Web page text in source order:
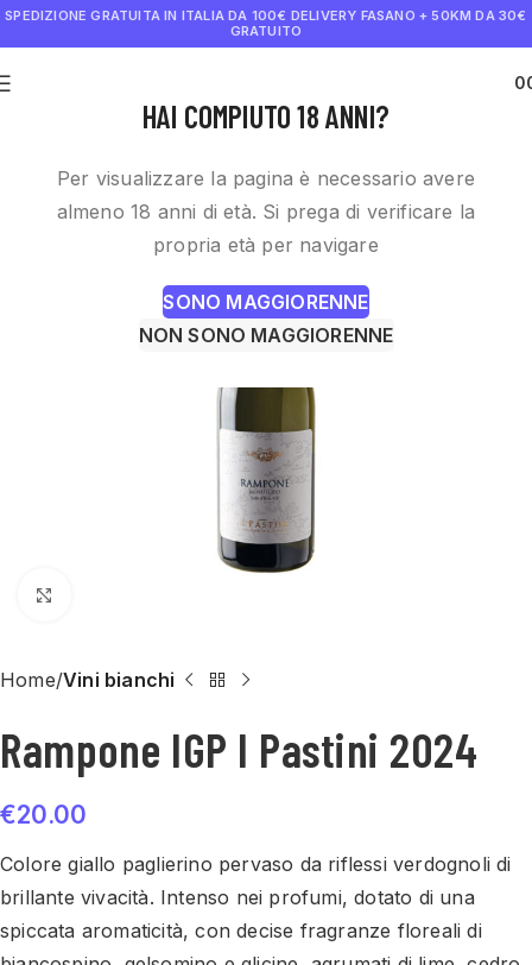
HAI COMPIUTO 18 ANNI?
Per visualizzare la pagina è necessario avere
almeno 18 anni di età. Si prega di verificare la
propria età per navigare
SONO MAGGIORENNE
NON SONO MAGGIORENNE
SPEDIZIONE GRATUITA IN ITALIA DA 100€ DELIVERY FASANO + 50KM DA 30€
GRATUITO
Home Vini bianchi
Rampone IGP I Pastini 2024
€20.00
Colore giallo paglierino pervaso da riflessi verdognoli di
brillante vivacità. Intenso nei profumi, dotato di una
spiccata aromaticità, con decise fragranze floreali di